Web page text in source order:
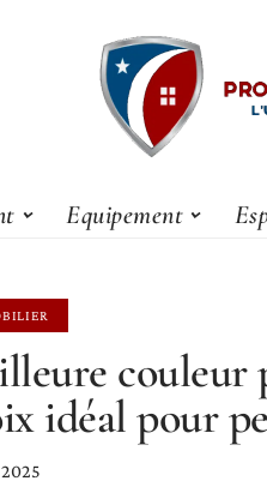
Equipement
couleur
idéal pour